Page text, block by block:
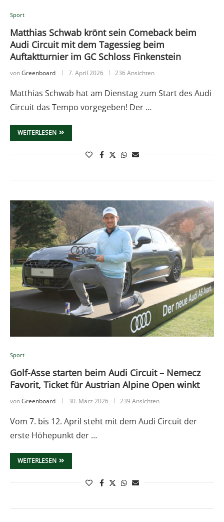
Sport
Matthias Schwab krönt sein Comeback beim
Audi Circuit mit dem Tagessieg beim
Auftaktturnier im GC Schloss Finkenstein
vonGreenboard 7. April 2026 236 Ansichten
Matthias Schwab hat am Dienstag zum Start des Audi
Circuit das Tempo vorgegeben! Der …
WEITERLESEN
Sport
Golf-Asse starten beim Audi Circuit – Nemecz
Favorit, Ticket für Austrian Alpine Open winkt
vonGreenboard 30. März 2026 239 Ansichten
Vom 7. bis 12. April steht mit dem Audi Circuit der
erste Höhepunkt der …
WEITERLESEN